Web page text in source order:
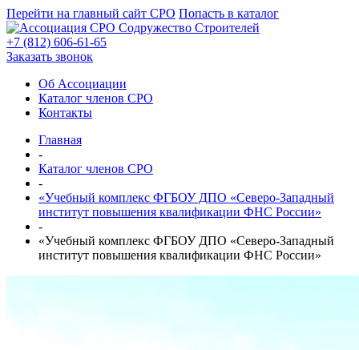
Перейти на главный сайт СРО Попасть в каталог
+7 (812) 606-61-65
Заказать звонок
Об Ассоциации
Каталог членов СРО
Контакты
Главная
-
Каталог членов СРО
-
«Учебный комплекс ФГБОУ ДПО «Северо-Западный
институт повышения квалификации ФНС России»
-
«Учебный комплекс ФГБОУ ДПО «Северо-Западный
институт повышения квалификации ФНС России»